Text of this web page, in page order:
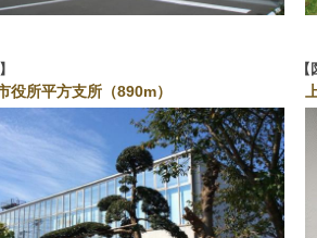
役所平方支所（890m）